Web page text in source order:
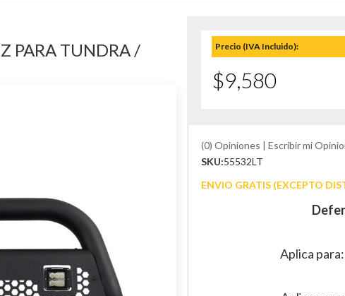
PARA TUNDRA /
Precio (IVA Incluido):
$9,580
(0) Opiniones | Escribir mi
SKU:55532LT
ENVIO GRATIS (EXCEPTO
Aplica